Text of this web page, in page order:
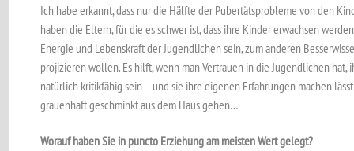
Ich habe erkannt, dass nur die Hälfte der Pubertätsprobleme von den
haben die Eltern, für die es schwer ist, dass ihre Kinder erwachsen
Energie und Lebenskraft der Jugendlichen sein, zum anderen
projizieren wollen. Es hilft, wenn man Vertrauen in die Jugendlichen
natürlich kritikfähig sein – und sie ihre eigenen Erfahrungen machen
grauenhaft geschminkt aus dem Haus gehen…
Worauf haben Sie in puncto Erziehung am meisten Wert gelegt?